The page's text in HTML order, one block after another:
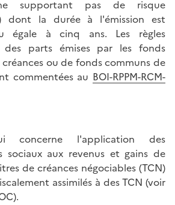
supportant pas de risque
dont la durée à l'émission est
égale à cinq ans. Les règles
des parts émises par les fonds
ou de fonds communs de
commentées au BOI-RPPM-RCM-
l'application des
sociaux aux revenus et gains de
de créances négociables (TCN)
assimilés à des TCN (voir